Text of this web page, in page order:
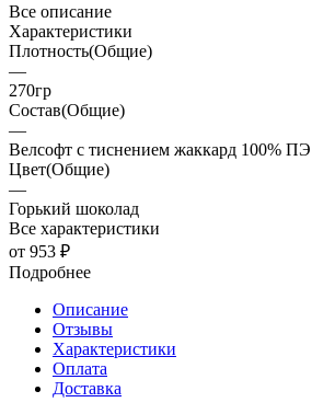
Все описание
Характеристики
Плотность(Общие)
—
270гр
Состав(Общие)
—
Велсофт с тиснением жаккард 100% ПЭ
Цвет(Общие)
—
Горький шоколад
Все характеристики
от 953 ₽
Подробнее
Описание
Отзывы
Характеристики
Оплата
Доставка